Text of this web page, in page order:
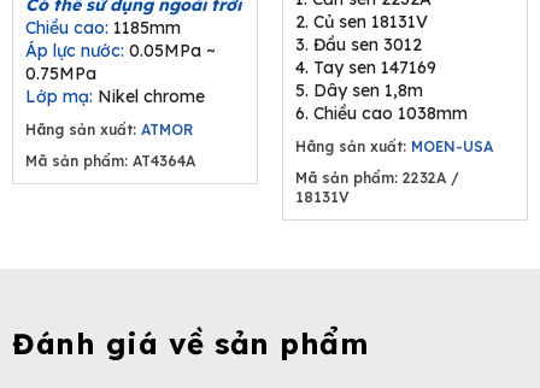
8.250.000₫.
5.362.500₫.
Có thể sử dụng ngoài trời
Chiều cao: 1185mm
Áp lực nước: 0.05MPa ~
0.75MPa
Lớp mạ: Nikel chrome
Hãng sản xuất: ATMOR
Mã sản phẩm: AT4364A
2. Củ sen 18131V
3. Đầu sen 3012
4. Tay sen 147169
5. Dây sen 1,8m
6. Chiều cao 1038mm
Hãng sản xuất: MOEN-USA
Mã sản phẩm: 2232A /
18131V
Đánh giá về sản phẩm